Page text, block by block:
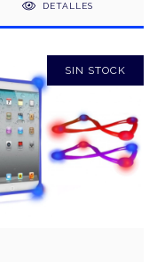
DETALLES
SIN STOCK